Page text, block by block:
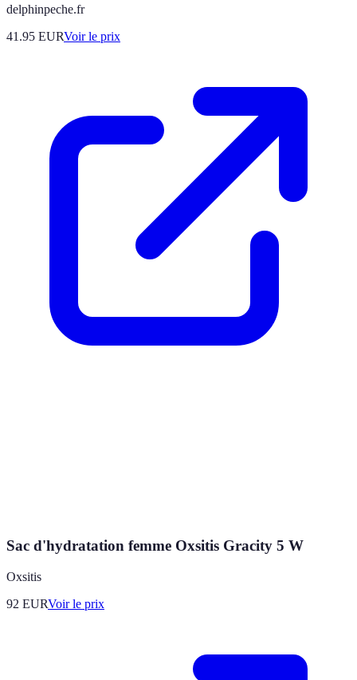
delphinpeche.fr
41.95 EURVoir le prix
Sac d'hydratation femme Oxsitis Gracity 5 W
Oxsitis
92 EURVoir le prix